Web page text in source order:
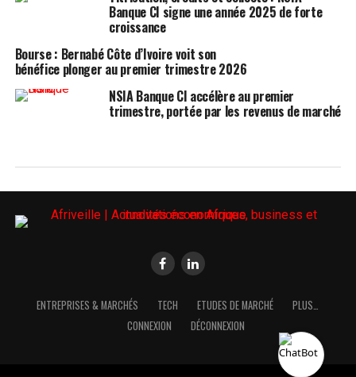
Banque CI signe une année 2025 de forte
croissance
Bourse : Bernabé Côte d’Ivoire voit son
bénéfice plonger au premier trimestre 2026
NSIA Banque CI accélère au premier
trimestre, portée par les revenus de marché
ENTREPRISES & MARCHÉS TECH ETUDES DE MARCHÉ
PLUS…
CONNEXION
DÉCONNEXION